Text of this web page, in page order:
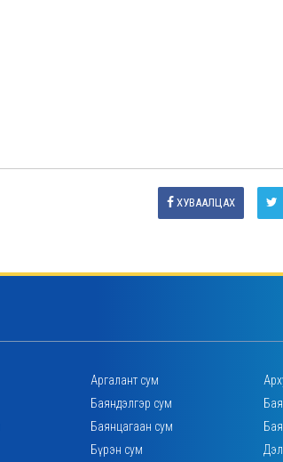
ХУВААЛЦАХ
Аргалант сум
Баяндэлгэр сум
Баянцагаан сум
Бүрэн сум